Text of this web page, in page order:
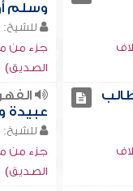
وسلم
للشيخ:
جزء من
الصديق)
عبيدة
للشيخ:
جزء من
الصديق)